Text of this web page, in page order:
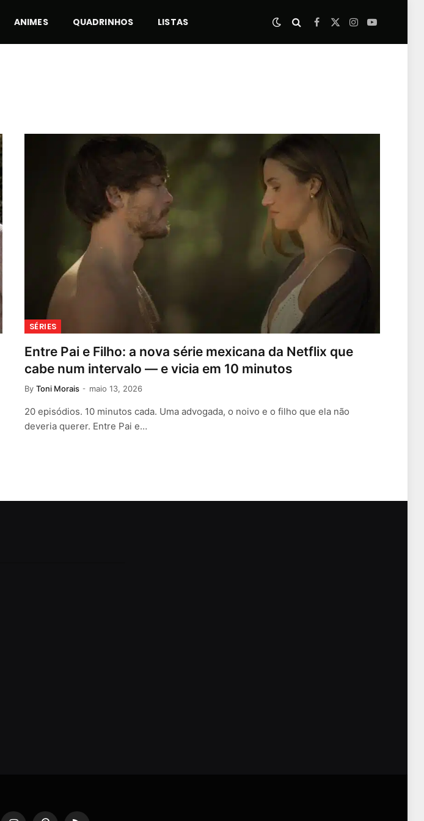
ANIMES QUADRINHOS LISTAS Facebook
X
Instagram
YouTube
SÉRIES
Entre Pai e Filho: a nova série mexicana da Netflix que
cabe num intervalo — e vicia em 10 minutos
By Toni Morais maio 13, 2026
20 episódios. 10 minutos cada. Uma advogada, o noivo e o filho que ela não
deveria querer. Entre Pai e…